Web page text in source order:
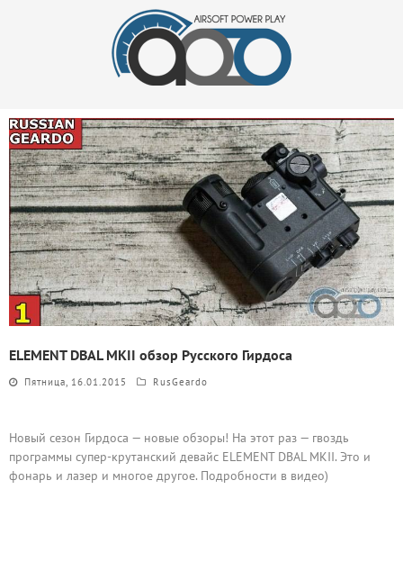
ELEMENT DBAL MKII обзор Русского Гирдоса
Пятница, 16.01.2015 RusGeardo
Новый сезон Гирдоса — новые обзоры! На этот раз — гвоздь
программы супер-крутанский девайс ELEMENT DBAL MKII. Это и
фонарь и лазер и многое другое. Подробности в видео)